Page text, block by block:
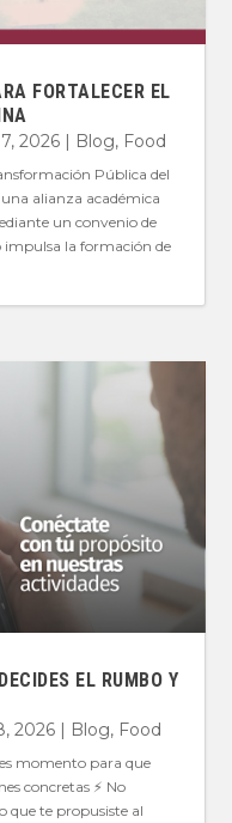
FORTALECER EL
2026 | Blog, Food
Pública del
alianza académica
un convenio de
impulsa la formación de
EL RUMBO Y
2026 | Blog, Food
momento para que
concretas ⚡️ No
que te propusiste al